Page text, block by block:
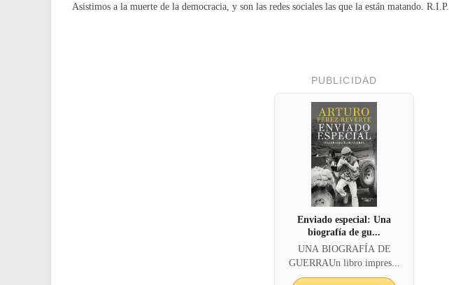
Asistimos a la muerte de la democracia, y son las redes sociales las que la están matando. R.I.P.
PUBLICIDAD
Enviado especial: Una
biografía de gu...
UNA BIOGRAFÍA DE
GUERRAUn libro impres...